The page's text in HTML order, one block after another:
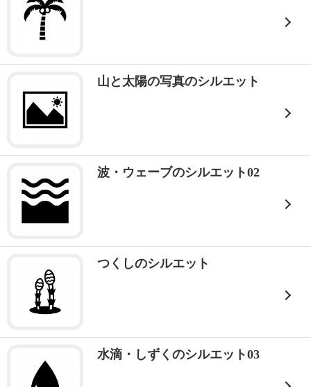
山と太陽の写真のシルエット
波・ウェーブのシルエット02
つくしのシルエット
水滴・しずくのシルエット03